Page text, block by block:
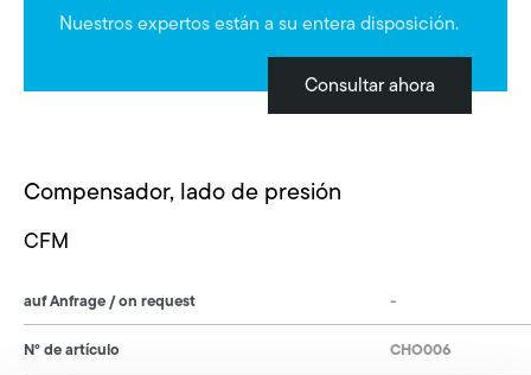
Nuestros expertos están a su entera disposición.
Consultar ahora
Compensador, lado de presión
CFM
auf Anfrage / on request
N° de artículo
-
CHO006